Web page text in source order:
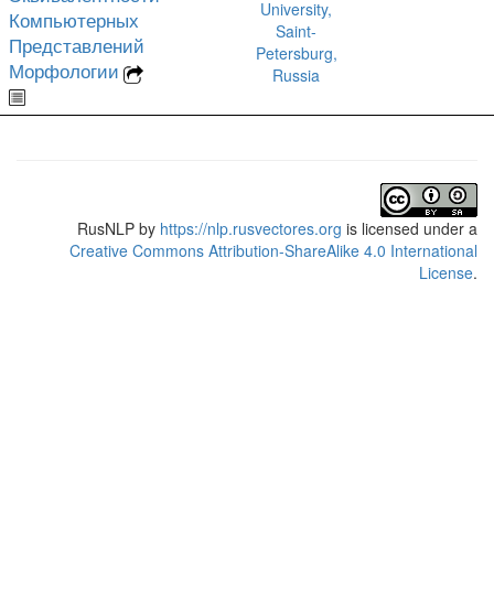
Компьютерных
Представлений
Морфологии
University,
Saint-
Petersburg,
Russia
RusNLP by https://nlp.rusvectores.org is licensed under a
Creative Commons Attribution-ShareAlike 4.0 International
License.